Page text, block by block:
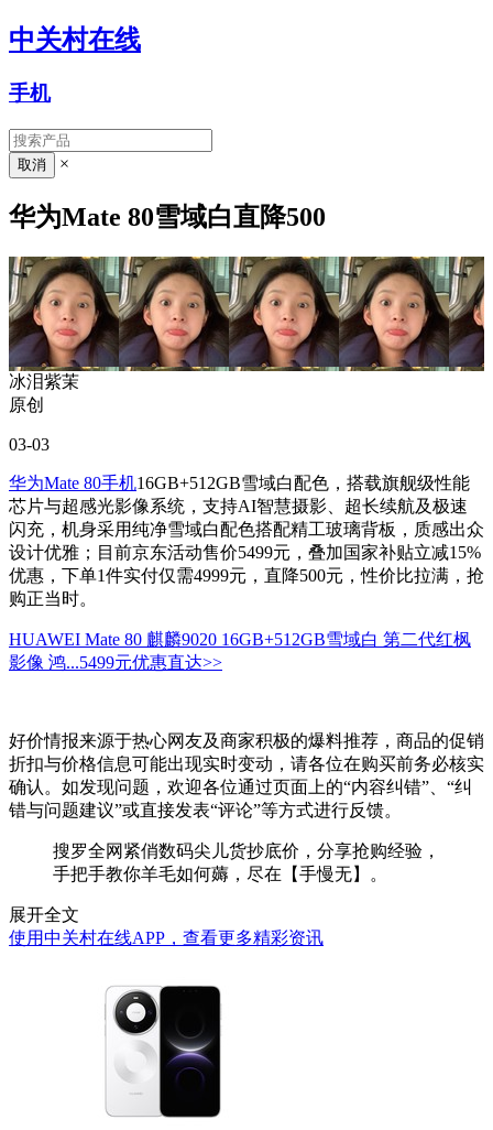
中关村在线
手机
×
华为Mate 80雪域白直降500
冰泪紫茉
原创
03-03
华为Mate 80手机16GB+512GB雪域白配色，搭载旗舰级性能
芯片与超感光影像系统，支持AI智慧摄影、超长续航及极速
闪充，机身采用纯净雪域白配色搭配精工玻璃背板，质感出众
设计优雅；目前京东活动售价5499元，叠加国家补贴立减15%
优惠，下单1件实付仅需4999元，直降500元，性价比拉满，抢
购正当时。
HUAWEI Mate 80 麒麟9020 16GB+512GB雪域白 第二代红枫
影像 鸿...5499元优惠直达>>
好价情报来源于热心网友及商家积极的爆料推荐，商品的促销
折扣与价格信息可能出现实时变动，请各位在购买前务必核实
确认。如发现问题，欢迎各位通过页面上的“内容纠错”、“纠
错与问题建议”或直接发表“评论”等方式进行反馈。
搜罗全网紧俏数码尖儿货抄底价，分享抢购经验，
手把手教你羊毛如何薅，尽在【手慢无】。
展开全文
使用中关村在线APP，查看更多精彩资讯